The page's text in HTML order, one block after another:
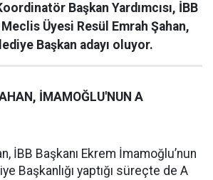
Başkan Yardımcısı, İBB
Üyesi Resül Emrah Şahan,
Başkan adayı oluyor.
İMAMOĞLU'NUN A
İBB Başkanı Ekrem İmamoğlu’nun
Başkanlığı yaptığı süreçte de A